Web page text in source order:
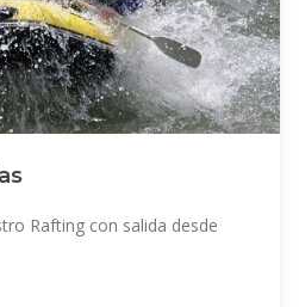
Rafting con salida desde